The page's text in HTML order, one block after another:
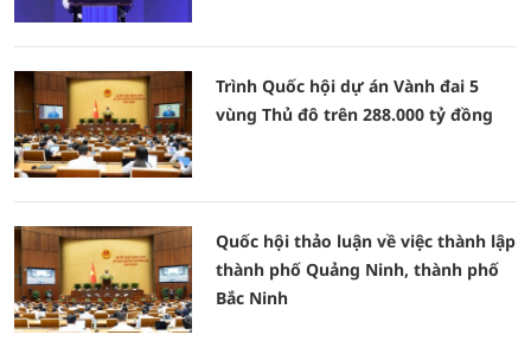
Trình Quốc hội dự án Vành đai 5
vùng Thủ đô trên 288.000 tỷ đồng
Quốc hội thảo luận về việc thành lập
thành phố Quảng Ninh, thành phố
Bắc Ninh